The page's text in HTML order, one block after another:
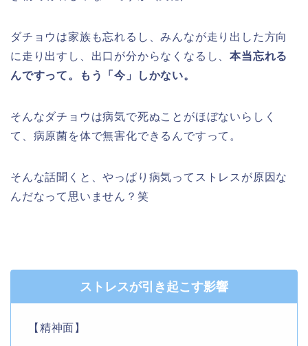
ダチョウは家族も忘れるし、みんなが走り出した方向
に走り出すし、出口が分からなくなるし、本当忘れる
んですって。もう「今」しかない。
そんなダチョウは病気で死ぬことがほぼないらしく
て、病原菌を体で無害化できるんですって。
そんな話聞くと、やっぱり病気ってストレスが原因な
んだなって思いません？笑
ストレスが引き起こす影響
【精神面】